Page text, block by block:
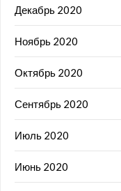
Декабрь 2020
Ноябрь 2020
Октябрь 2020
Сентябрь 2020
Июль 2020
Июнь 2020